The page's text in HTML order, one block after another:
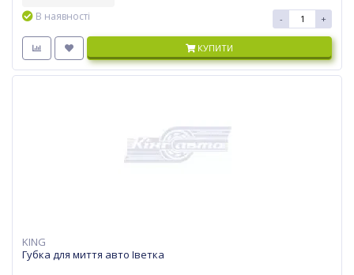
В наявності - +
КУПИТИ
KING
Губка для миття авто Іветка